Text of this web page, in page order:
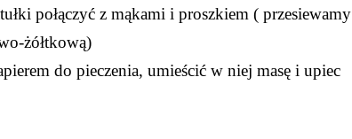
połączyć z mąkami i proszkiem ( przesiewamy
żółtkową)
do pieczenia, umieścić w niej masę i upiec